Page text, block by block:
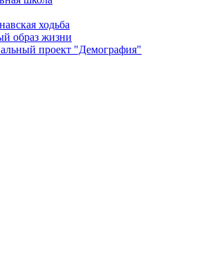
ходьба
образ жизни
проект "Демография"